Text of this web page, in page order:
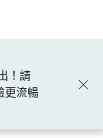
！請
更流暢